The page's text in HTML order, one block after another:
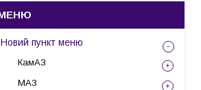
Новий пункт меню
КамАЗ
МАЗ